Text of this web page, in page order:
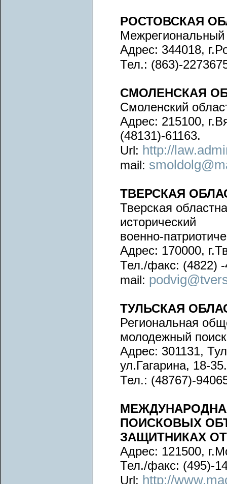
РОСТОВСКАЯ
Адрес: 344018,
Тел.: (863)-
СМОЛЕНСКАЯ
Смоленский
Адрес: 215100,
(48131)-61163.
Url: http://
mail:
ТВЕРСКАЯ
Тверская
исторический
военно-
Адрес: 170000,
Тел./факс: (4822)
mail:
ТУЛЬСКАЯ
Региональная
молодежный
Адрес: 301131,
ул.Гагарина, 18-35.
Тел.: (48767)-
ПОИСКОВЫХ
ЗАЩИТНИКАХ
Адрес: 121500,
Тел./факс: (495)-
Url: http://